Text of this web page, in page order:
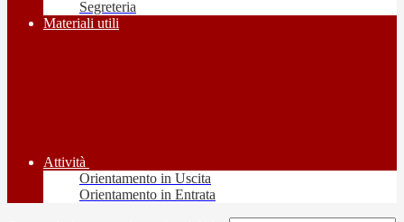
Segreteria
Materiali utili
Attività
Orientamento in Uscita
Orientamento in Entrata